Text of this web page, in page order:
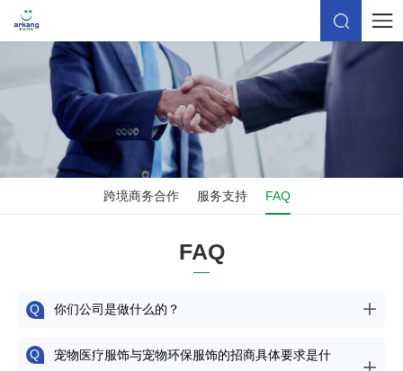
跨境商务合作 服务支持 FAQ
FAQ
Q 你们公司是做什么的？
Q
宠物医疗服饰与宠物环保服饰的招商具体要求是什